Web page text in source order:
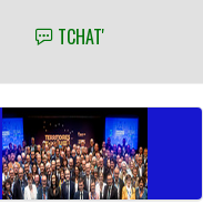
TCHAT'